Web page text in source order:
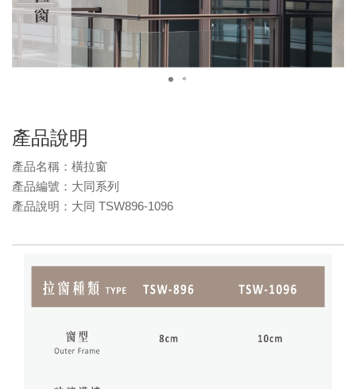
產品說明
產品名稱：橫拉窗
產品編號：大同系列
產品說明：大同 TSW896-1096